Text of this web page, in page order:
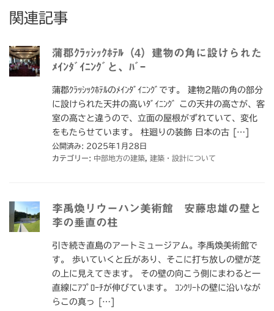
関連記事
蒲郡ｸﾗｯｼｯｸﾎﾃﾙ（4）建物の角に設けられた
ﾒｲﾝﾀﾞｲﾆﾝｸﾞと、ﾊﾞｰ
蒲郡ｸﾗｯｼｯｸﾎﾃﾙのﾒｲﾝﾀﾞｲﾆﾝｸﾞです。 建物2階の角の部分
に設けられた天井の高いﾀﾞｲﾆﾝｸﾞ この天井の高さが、客
室の高さと違うので、立面の屋根がずれていて、変化
をもたらせています。 柱廻りの装飾 日本の古 […]
公開済み: 2025年1月28日
カテゴリー: 中部地方の建築 建築・設計について
李禹煥リウーハン美術館 安藤忠雄の壁と
李の垂直の柱
引き続き直島のアートミュージアム。李禹煥美術館で
す。 歩いていくと丘があり、そこに打ち放しの壁が芝
の上に見えてきます。 その壁の向こう側にまわると一
直線にｱﾌﾟﾛｰﾁが伸びています。 ｺﾝｸﾘｰﾄの壁に沿いなが
らこの真っ […]